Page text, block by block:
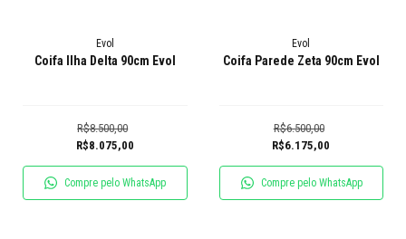
Evol
Coifa Ilha Delta 90cm Evol
R$8.500,00
R$8.075,00
Compre pelo WhatsApp
Evol
Coifa Parede Zeta 90cm Evol
R$6.500,00
R$6.175,00
Compre pelo WhatsApp